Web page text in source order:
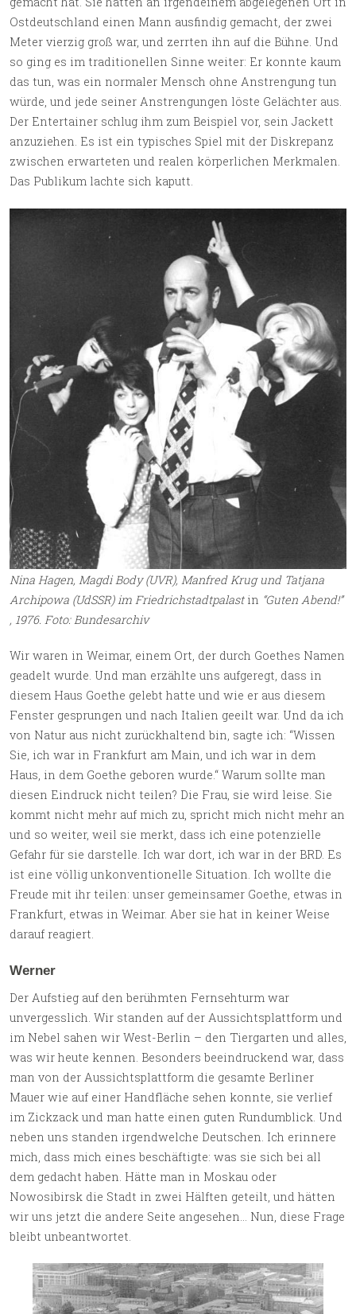
Ostdeutschland einen Mann ausfindig gemacht, der zwei
Meter vierzig groß war, und zerrten ihn auf die Bühne. Und
so ging es im traditionellen Sinne weiter: Er konnte kaum
das tun, was ein normaler Mensch ohne Anstrengung tun
würde, und jede seiner Anstrengungen löste Gelächter aus.
Der Entertainer schlug ihm zum Beispiel vor, sein Jackett
anzuziehen. Es ist ein typisches Spiel mit der Diskrepanz
zwischen erwarteten und realen körperlichen Merkmalen.
Das Publikum lachte sich kaputt.
Nina Hagen, Magdi Body (UVR), Manfred Krug und Tatjana
Archipowa (UdSSR) im Friedrichstadtpalastin “Guten Abend!”
, 1976. Foto: Bundesarchiv
Wir waren in Weimar, einem Ort, der durch Goethes Namen
geadelt wurde. Und man erzählte uns aufgeregt, dass in
diesem Haus Goethe gelebt hatte und wie er aus diesem
Fenster gesprungen und nach Italien geeilt war. Und da ich
von Natur aus nicht zurückhaltend bin, sagte ich: “Wissen
Sie, ich war in Frankfurt am Main, und ich war in dem
Haus, in dem Goethe geboren wurde.“ Warum sollte man
diesen Eindruck nicht teilen? Die Frau, sie wird leise. Sie
kommt nicht mehr auf mich zu, spricht mich nicht mehr an
und so weiter, weil sie merkt, dass ich eine potenzielle
Gefahr für sie darstelle. Ich war dort, ich war in der BRD. Es
ist eine völlig unkonventionelle Situation. Ich wollte die
Freude mit ihr teilen: unser gemeinsamer Goethe, etwas in
Frankfurt, etwas in Weimar. Aber sie hat in keiner Weise
darauf reagiert.
Werner
Der Aufstieg auf den berühmten Fernsehturm war
unvergesslich. Wir standen auf der Aussichtsplattform und
im Nebel sahen wir West-Berlin – den Tiergarten und alles,
was wir heute kennen. Besonders beeindruckend war, dass
man von der Aussichtsplattform die gesamte Berliner
Mauer wie auf einer Handfläche sehen konnte, sie verlief
im Zickzack und man hatte einen guten Rundumblick. Und
neben uns standen irgendwelche Deutschen. Ich erinnere
mich, dass mich eines beschäftigte: was sie sich bei all
dem gedacht haben. Hätte man in Moskau oder
Nowosibirsk die Stadt in zwei Hälften geteilt, und hätten
wir uns jetzt die andere Seite angesehen… Nun, diese Frage
bleibt unbeantwortet.